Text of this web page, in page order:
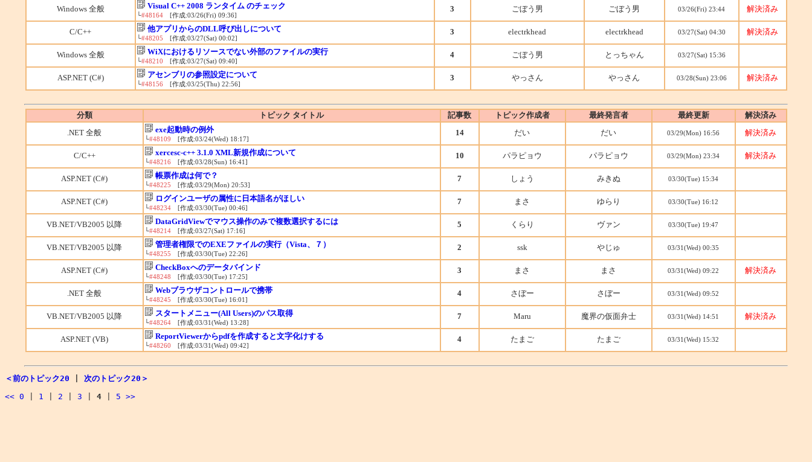
Windows 全般 Visual C++ 2008 ランタイム のチェック
└#48164[作成:03/26(Fri) 09:36]
3 ごぼう男 ごぼう男 03/26(Fri) 23:44 解決済み
C/C++ 他アプリからのDLL呼び出しについて
└#48205 [作成:03/27(Sat) 00:02]
3 electrkhead electrkhead 03/27(Sat) 04:30 解決済み
Windows 全般 WiXにおけるリソースでない外部のファイルの実行
└#48210 [作成:03/27(Sat) 09:40]
4 ごぼう男 とっちゃん 03/27(Sat) 15:36
ASP.NET (C#) アセンブリの参照設定について
└#48156[作成:03/25(Thu) 22:56]
3 やっさん やっさん 03/28(Sun) 23:06 解決済み
分類 トピック タイトル 記事数 トピック作成者 最終発言者 最終更新 解決済み
.NET 全般 exe起動時の例外
└#48109 [作成:03/24(Wed) 18:17]
14 だい だい 03/29(Mon) 16:56 解決済み
C/C++ xercesc-c++ 3.1.0 XML新規作成について
└#48216[作成:03/28(Sun) 16:41]
10 パラピョウ パラピョウ 03/29(Mon) 23:34 解決済み
ASP.NET (C#) 帳票作成は何で？
└#48225 [作成:03/29(Mon) 20:53]
7 しょう みきぬ 03/30(Tue) 15:34
ASP.NET (C#) ログインユーザの属性に日本語名がほしい
└#48234[作成:03/30(Tue) 00:46]
7 まさ ゆらり 03/30(Tue) 16:12
VB.NET/VB2005 以降 DataGridViewでマウス操作のみで複数選択するには
└#48214[作成:03/27(Sat) 17:16]
5 くらり ヴァン 03/30(Tue) 19:47
VB.NET/VB2005 以降 管理者権限でのEXEファイルの実行（Vista、７）
└#48255 [作成:03/30(Tue) 22:26]
2 ssk やじゅ 03/31(Wed) 00:35
ASP.NET (C#) CheckBoxへのデータバインド
└#48248 [作成:03/30(Tue) 17:25]
3 まさ まさ 03/31(Wed) 09:22 解決済み
.NET 全般 Webブラウザコントロールで携帯
└#48245 [作成:03/30(Tue) 16:01]
4 さぼー さぼー 03/31(Wed) 09:52
VB.NET/VB2005 以降 スタートメニュー(All Users)のパス取得
└#48264[作成:03/31(Wed) 13:28]
7 Maru 魔界の仮面弁士 03/31(Wed) 14:51 解決済み
ASP.NET (VB) ReportViewerからpdfを作成すると文字化けする
└#48260 [作成:03/31(Wed) 09:42]
4 たまご たまご 03/31(Wed) 15:32
＜前のトピック20
次のトピック20＞
<< 0 1 2 3 4 5 >>